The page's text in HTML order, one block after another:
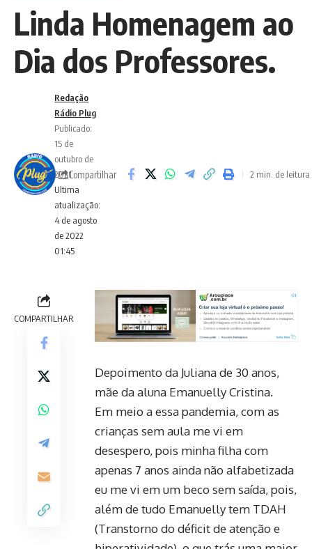
Linda Homenagem ao
Dia dos Professores.
Ultima
atualização:
4 de agosto
de 2022
01:45
Redação
Rádio Plug
Publicado:
15 de
outubro de
2021Compartilhar 2 min. de leitura
COMPARTILHAR
Depoimento da Juliana de 30 anos,
mãe da aluna Emanuelly Cristina.
Em meio a essa pandemia, com as
crianças sem aula me vi em
desespero, pois minha filha com
apenas 7 anos ainda não alfabetizada
eu me vi em um beco sem saída, pois,
além de tudo Emanuelly tem TDAH
(Transtorno do déficit de atenção e